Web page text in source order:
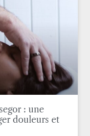
: une
douleurs et